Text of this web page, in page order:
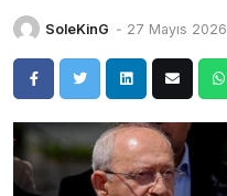
SoleKinG - 27 Mayıs 2026